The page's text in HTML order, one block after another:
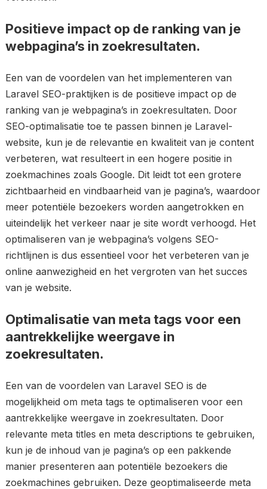
Positieve impact op de ranking van je
webpagina’s in zoekresultaten.
Een van de voordelen van het implementeren van
Laravel SEO-praktijken is de positieve impact op de
ranking van je webpagina’s in zoekresultaten. Door
SEO-optimalisatie toe te passen binnen je Laravel-
website, kun je de relevantie en kwaliteit van je content
verbeteren, wat resulteert in een hogere positie in
zoekmachines zoals Google. Dit leidt tot een grotere
zichtbaarheid en vindbaarheid van je pagina’s, waardoor
meer potentiële bezoekers worden aangetrokken en
uiteindelijk het verkeer naar je site wordt verhoogd. Het
optimaliseren van je webpagina’s volgens SEO-
richtlijnen is dus essentieel voor het verbeteren van je
online aanwezigheid en het vergroten van het succes
van je website.
Optimalisatie van meta tags voor een
aantrekkelijke weergave in
zoekresultaten.
Een van de voordelen van Laravel SEO is de
mogelijkheid om meta tags te optimaliseren voor een
aantrekkelijke weergave in zoekresultaten. Door
relevante meta titles en meta descriptions te gebruiken,
kun je de inhoud van je pagina’s op een pakkende
manier presenteren aan potentiële bezoekers die
zoekmachines gebruiken. Deze geoptimaliseerde meta